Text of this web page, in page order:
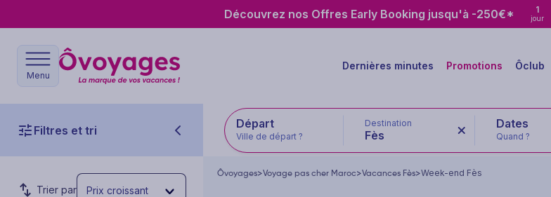
Découvrez nos Offres Early Booking jusqu'à -250€* 1
jour
Menu
Dernières minutes Promotions Ôclub
Filtres et tri Départ
Ville de départ ?
Destination
Fès Quand ?
Trier par Prix croissant
Ôvoyages>Voyage pas cher Maroc>Vacances Fès>Week-end Fès